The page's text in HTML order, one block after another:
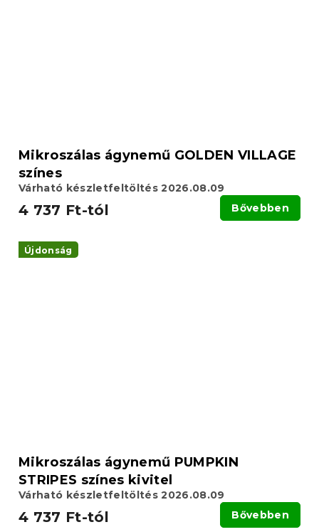
Mikroszálas ágynemű GOLDEN VILLAGE
színes
Várható készletfeltöltés 2026.08.09
4 737 Ft-tól Bővebben
Újdonság
Mikroszálas ágynemű PUMPKIN
STRIPES színes kivitel
Várható készletfeltöltés 2026.08.09
4 737 Ft-tól Bővebben